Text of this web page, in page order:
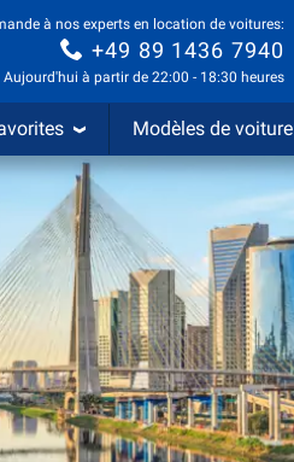
à nos experts en location de voitures:
+49 89 1436 7940
Aujourd'hui à partir de 22:00 - 18:30 heures
Modèles de voiture